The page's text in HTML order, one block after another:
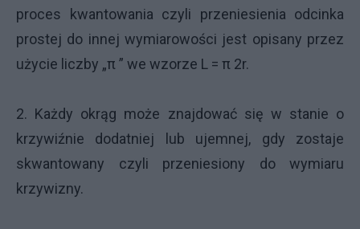
proces kwantowania czyli przeniesienia odcinka
prostej do innej wymiarowości jest opisany przez
użycie liczby „π ” we wzorze L = π 2r.
2. Każdy okrąg może znajdować się w stanie o
krzywiźnie dodatniej lub ujemnej, gdy zostaje
skwantowany czyli przeniesiony do wymiaru
krzywizny.